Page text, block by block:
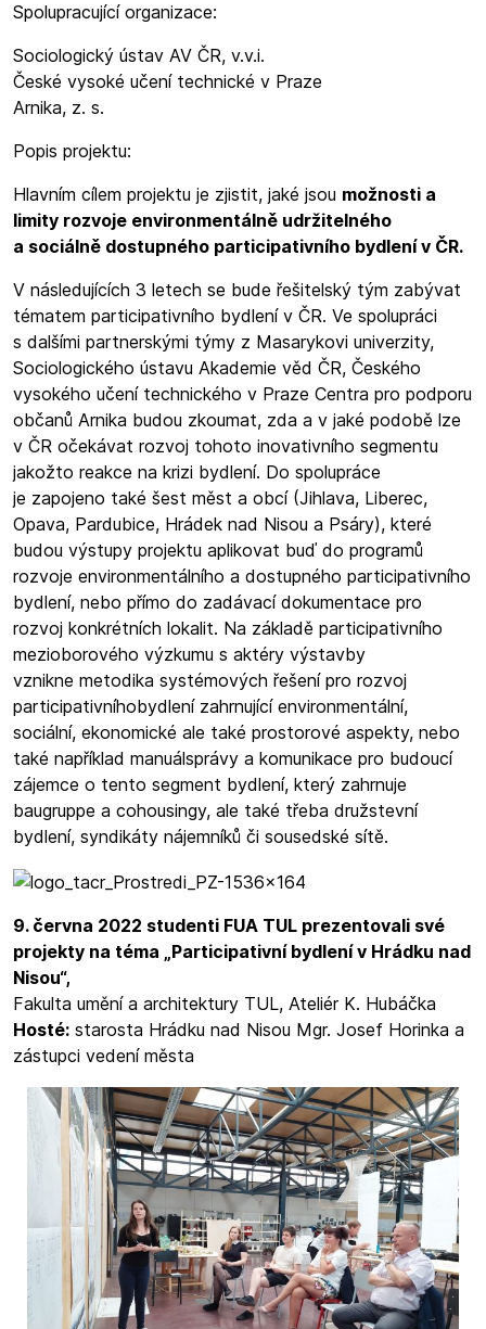
Spolupracující organizace:
Sociologický ústav AV ČR, v.v.i.
České vysoké učení technické v Praze
Arnika, z. s.
Popis projektu:
Hlavním cílem projektu je zjistit, jaké jsou možnosti a
limity rozvoje environmentálně udržitelného
a sociálně dostupného participativního bydlení v ČR.
V následujících 3 letech se bude řešitelský tým zabývat
tématem participativního bydlení v ČR. Ve spolupráci
s dalšími partnerskými týmy z Masarykovi univerzity,
Sociologického ústavu Akademie věd ČR, Českého
vysokého učení technického v Praze Centra pro podporu
občanů Arnika budou zkoumat, zda a v jaké podobě lze
v ČR očekávat rozvoj tohoto inovativního segmentu
jakožto reakce na krizi bydlení. Do spolupráce
je zapojeno také šest měst a obcí (Jihlava, Liberec,
Opava, Pardubice, Hrádek nad Nisou a Psáry), které
budou výstupy projektu aplikovat buď do programů
rozvoje environmentálního a dostupného participativního
bydlení, nebo přímo do zadávací dokumentace pro
rozvoj konkrétních lokalit. Na základě participativního
mezioborového výzkumu s aktéry výstavby
vznikne metodika systémových řešení pro rozvoj
participativníhobydlení zahrnující environmentální,
sociální, ekonomické ale také prostorové aspekty, nebo
také například manuálsprávy a komunikace pro budoucí
zájemce o tento segment bydlení, který zahrnuje
baugruppe a cohousingy, ale také třeba družstevní
bydlení, syndikáty nájemníků či sousedské sítě.
9. června 2022 studenti FUA TUL prezentovali své
projekty na téma „Participativní bydlení v Hrádku nad
Nisou“,
Fakulta umění a architektury TUL, Ateliér K. Hubáčka
Hosté: starosta Hrádku nad Nisou Mgr. Josef Horinka a
zástupci vedení města